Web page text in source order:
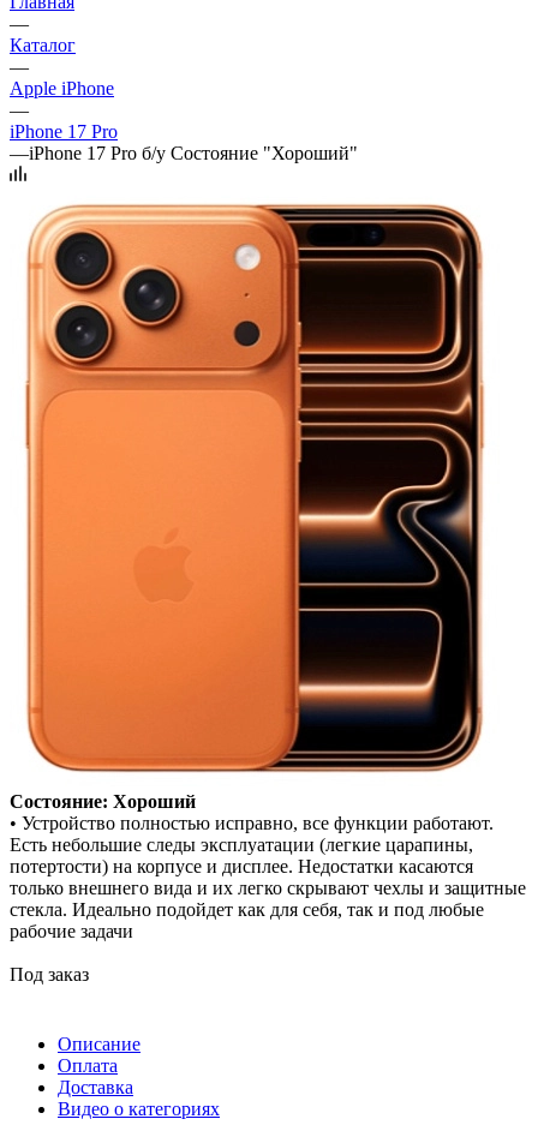
—
Каталог
—
Apple iPhone
—
iPhone 17 Pro
—iPhone 17 Pro б/у Состояние "Хороший"
Состояние: Хороший
• Устройство полностью исправно, все функции работают.
Есть небольшие следы эксплуатации (легкие царапины,
потертости) на корпусе и дисплее. Недостатки касаются
только внешнего вида и их легко скрывают чехлы и защитные
стекла. Идеально подойдет как для себя, так и под любые
рабочие задачи
Под заказ
Описание
Оплата
Доставка
Видео о категориях